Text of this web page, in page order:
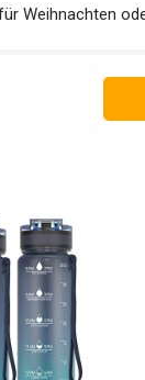
Weihnachten